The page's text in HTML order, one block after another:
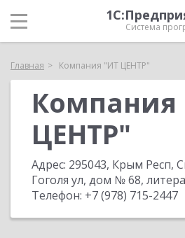
Система
Главная Компания "ИТ ЦЕНТР"
Компания
ЦЕНТР"
Адрес: 295043, Крым Респ,
Гоголя ул, дом № 68,
Телефон: +7 (978) 715-2447